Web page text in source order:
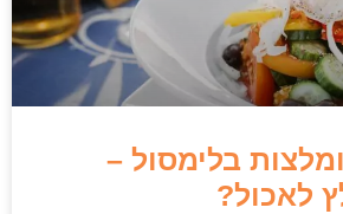
בלימסול –
לאכול?